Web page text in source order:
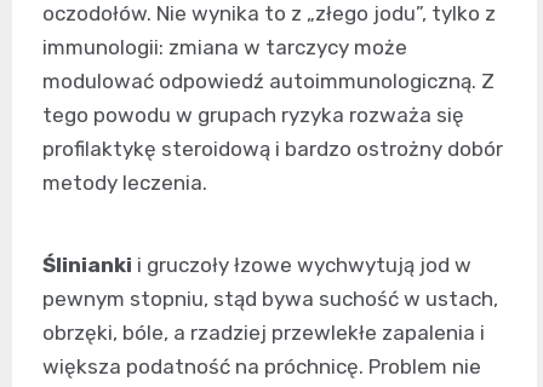
oczodołów. Nie wynika to z „złego jodu”, tylko z
immunologii: zmiana w tarczycy może
modulować odpowiedź autoimmunologiczną. Z
tego powodu w grupach ryzyka rozważa się
profilaktykę steroidową i bardzo ostrożny dobór
metody leczenia.
Ślinianki i gruczoły łzowe wychwytują jod w
pewnym stopniu, stąd bywa suchość w ustach,
obrzęki, bóle, a rzadziej przewlekłe zapalenia i
większa podatność na próchnicę. Problem nie